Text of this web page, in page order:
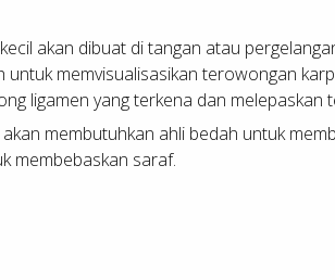
akan dibuat di tangan atau
untuk memvisualisasikan terowongan
ligamen yang terkena dan melepaskan
akan membutuhkan ahli bedah untuk
membebaskan saraf.